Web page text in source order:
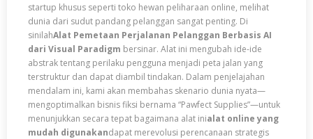
startup khusus seperti toko hewan peliharaan online, melihat
dunia dari sudut pandang pelanggan sangat penting. Di
sinilahAlat Pemetaan Perjalanan Pelanggan Berbasis AI
dari Visual Paradigm bersinar. Alat ini mengubah ide-ide
abstrak tentang perilaku pengguna menjadi peta jalan yang
terstruktur dan dapat diambil tindakan. Dalam penjelajahan
mendalam ini, kami akan membahas skenario dunia nyata—
mengoptimalkan bisnis fiksi bernama “Pawfect Supplies”—untuk
menunjukkan secara tepat bagaimana alat inialat online yang
mudah digunakandapat merevolusi perencanaan strategis